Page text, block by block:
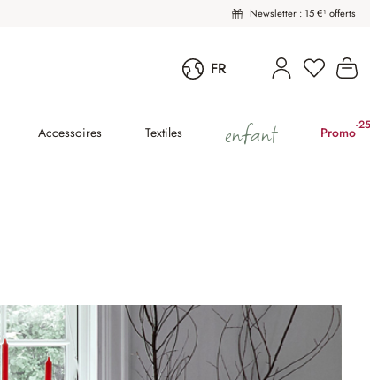
Newsletter : 15 €¹ offerts
FR Vous
Accessoires Textiles enfant Promo-